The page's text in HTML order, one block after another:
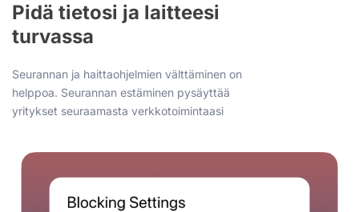
Pidä tietosi ja laitteesi
turvassa
Seurannan ja haittaohjelmien välttäminen on
helppoa. Seurannan estäminen pysäyttää
yritykset seuraamasta verkkotoimintaasi